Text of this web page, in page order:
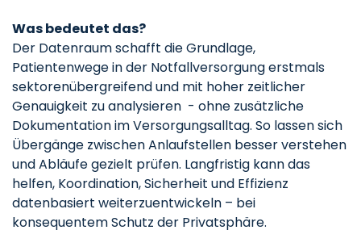
Was bedeutet das?
Der Datenraum schafft die Grundlage,
Patientenwege in der Notfallversorgung erstmals
sektorenübergreifend und mit hoher zeitlicher
Genauigkeit zu analysieren - ohne zusätzliche
Dokumentation im Versorgungsalltag. So lassen sich
Übergänge zwischen Anlaufstellen besser verstehen
und Abläufe gezielt prüfen. Langfristig kann das
helfen, Koordination, Sicherheit und Effizienz
datenbasiert weiterzuentwickeln – bei
konsequentem Schutz der Privatsphäre.